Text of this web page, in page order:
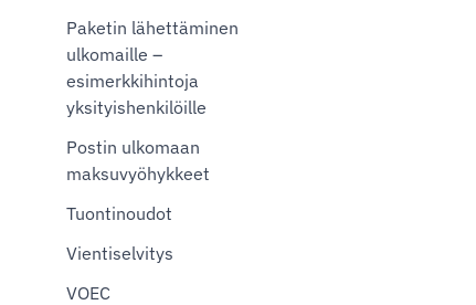
Paketin lähettäminen
ulkomaille –
esimerkkihintoja
yksityishenkilöille
Postin ulkomaan
maksuvyöhykkeet
Tuontinoudot
Vientiselvitys
VOEC